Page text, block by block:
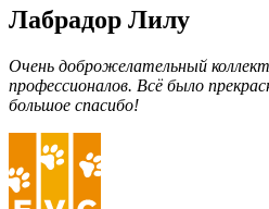
Лабрадор Лилу
Очень доброжелательный
профессионалов. Всё было
большое спасибо!